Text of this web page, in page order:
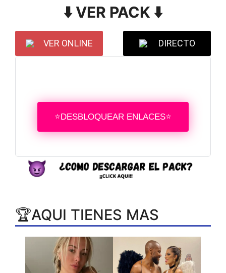
⬇️ VER PACK ⬇️
VER ONLINE DIRECTO
⭐DESBLOQUEAR ENLACES⭐
🏆AQUI TIENES MAS